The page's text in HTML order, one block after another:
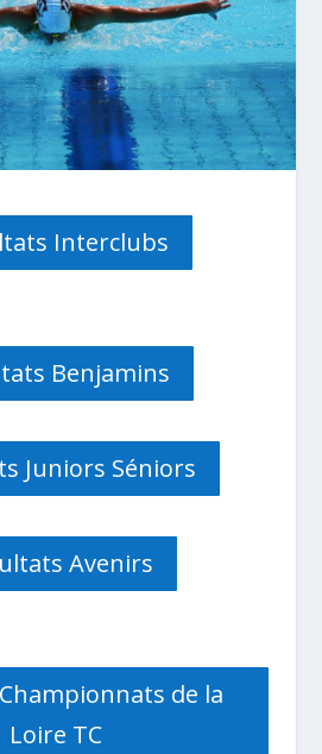
Interclubs
Benjamins
Juniors Séniors
Avenirs
de la
Loire TC